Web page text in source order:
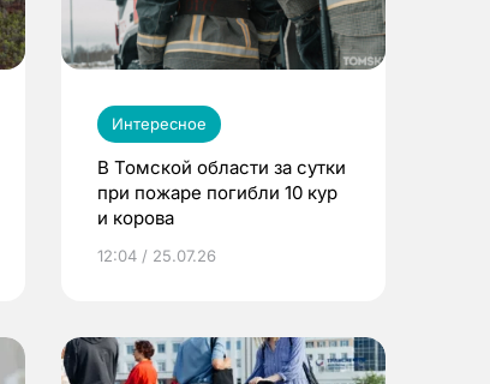
Интересное
В Томской области за сутки
при пожаре погибли 10 кур
и корова
12:04 / 25.07.26